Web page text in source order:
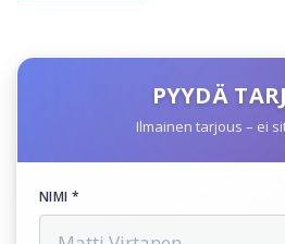
PYYDÄ
Ilmainen tarjous – ei
NIMI *